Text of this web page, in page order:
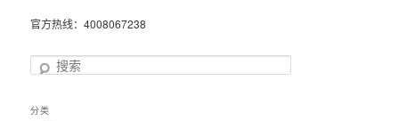
官方热线：4008067238
搜
分类